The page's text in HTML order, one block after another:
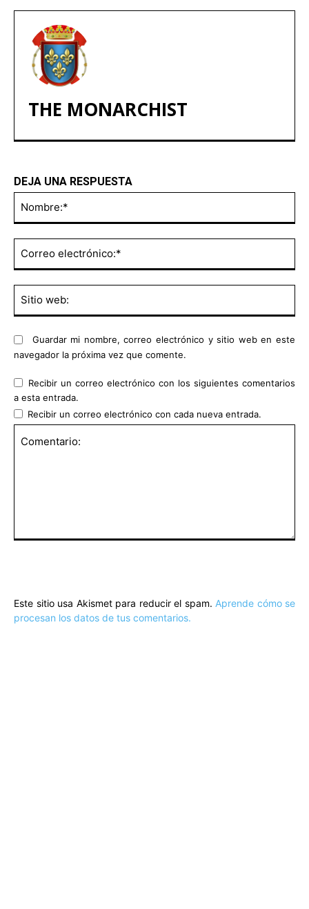
THE MONARCHIST
DEJA UNA RESPUESTA
Guardar mi nombre, correo electrónico y sitio web en este
navegador la próxima vez que comente.
Recibir un correo electrónico con los siguientes comentarios
a esta entrada.
Recibir un correo electrónico con cada nueva entrada.
Este sitio usa Akismet para reducir el spam. Aprende cómo se
procesan los datos de tus comentarios.